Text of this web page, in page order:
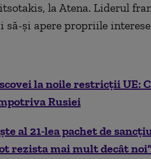
la Atena. Liderul
să-și apere propriile
la noile restricții UE:
Rusiei
al 21-lea pachet de
rezista mai mult decât